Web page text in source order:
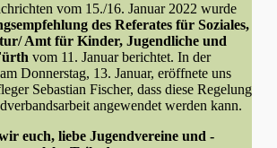
vom 15./16. Januar 2022 wurde
des Referates für Soziales,
Amt für Kinder, Jugendliche und
vom 11. Januar berichtet. In der
Donnerstag, 13. Januar, eröffnete uns
Sebastian Fischer, dass diese Regelung
angewendet werden kann.
euch, liebe Jugendvereine und -